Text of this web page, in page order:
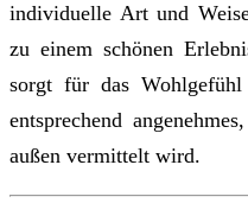
individuelle Art und
zu einem schönen
sorgt für das
entsprechend
außen vermittelt wird.